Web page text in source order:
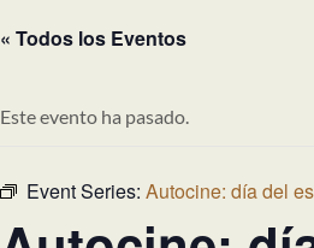
« Todos los Eventos
Este evento ha pasado.
Event Series: Autocine: día del